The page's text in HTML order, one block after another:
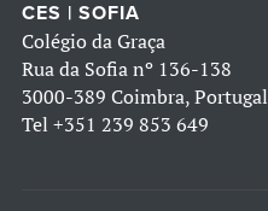
CES | SOFIA
Colégio da Graça
Rua da Sofia nº 136-138
3000-389 Coimbra, Portugal
Tel +351 239 853 649